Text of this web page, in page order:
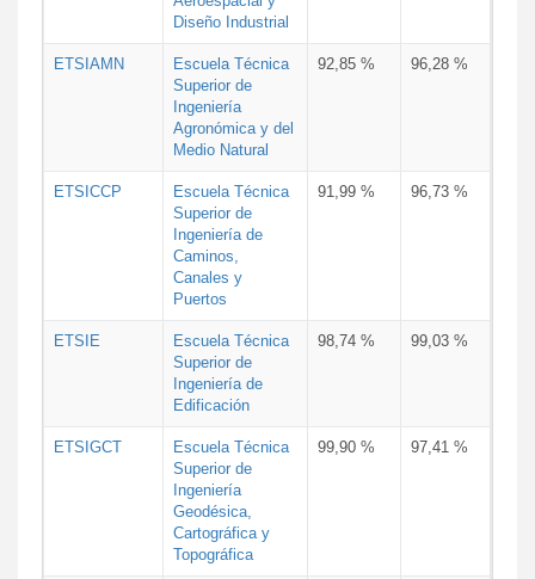
Diseño Industrial
ETSIAMN
Escuela Técnica
Superior de
Ingeniería
Agronómica y del
Medio Natural
92,85 % 96,28 %
ETSICCP
Escuela Técnica
Superior de
Ingeniería de
Caminos,
Canales y
Puertos
91,99 % 96,73 %
ETSIE
Escuela Técnica
Superior de
Ingeniería de
Edificación
98,74 % 99,03 %
ETSIGCT
Escuela Técnica
Superior de
Ingeniería
Geodésica,
Cartográfica y
Topográfica
99,90 % 97,41 %